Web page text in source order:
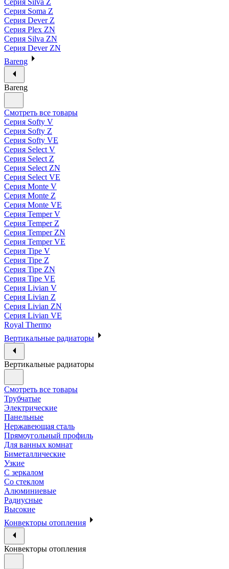
Серия Silva Z
Серия Soma Z
Серия Dever Z
Серия Plex ZN
Серия Silva ZN
Серия Dever ZN
Bareng
Bareng
Смотреть все товары
Серия Softy V
Серия Softy Z
Серия Softy VE
Серия Select V
Серия Select Z
Серия Select ZN
Серия Select VE
Серия Monte V
Серия Monte Z
Серия Monte VE
Серия Temper V
Серия Temper Z
Серия Temper ZN
Серия Temper VE
Серия Tipe V
Серия Tipe Z
Серия Tipe ZN
Серия Tipe VE
Серия Livian V
Серия Livian Z
Серия Livian ZN
Серия Livian VE
Royal Thermo
Вертикальные радиаторы
Вертикальные радиаторы
Смотреть все товары
Трубчатые
Электрические
Панельные
Нержавеющая сталь
Прямоугольный профиль
Для ванных комнат
Биметаллические
Узкие
С зеркалом
Со стеклом
Алюминиевые
Радиусные
Высокие
Конвекторы отопления
Конвекторы отопления